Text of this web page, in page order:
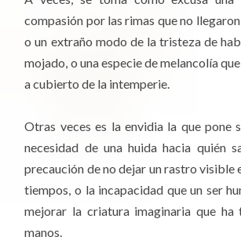
compasión por las rimas que no
o un extraño modo de la tristeza de
mojado, o una especie de melancolía
a cubierto de la intemperie.
Otras veces es la envidia la que pone
necesidad de una huida hacia quién
precaución de no dejar un rastro visible
tiempos, o la incapacidad que un ser
mejorar la criatura imaginaria que ha
manos.